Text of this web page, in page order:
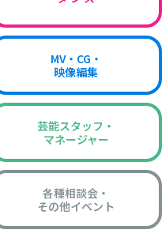
MV・CG・
映像編集
芸能スタッフ・
マネージャー
各種相談会・
その他イベント